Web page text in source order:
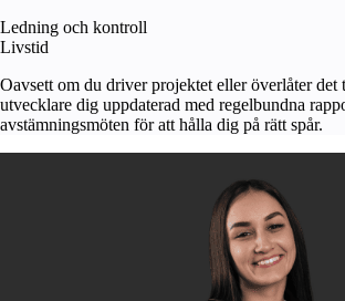
Ledning och kontroll
Livstid
Oavsett om du driver projektet eller överlåter det
utvecklare dig uppdaterad med regelbundna
avstämningsmöten för att hålla dig på rätt spår.